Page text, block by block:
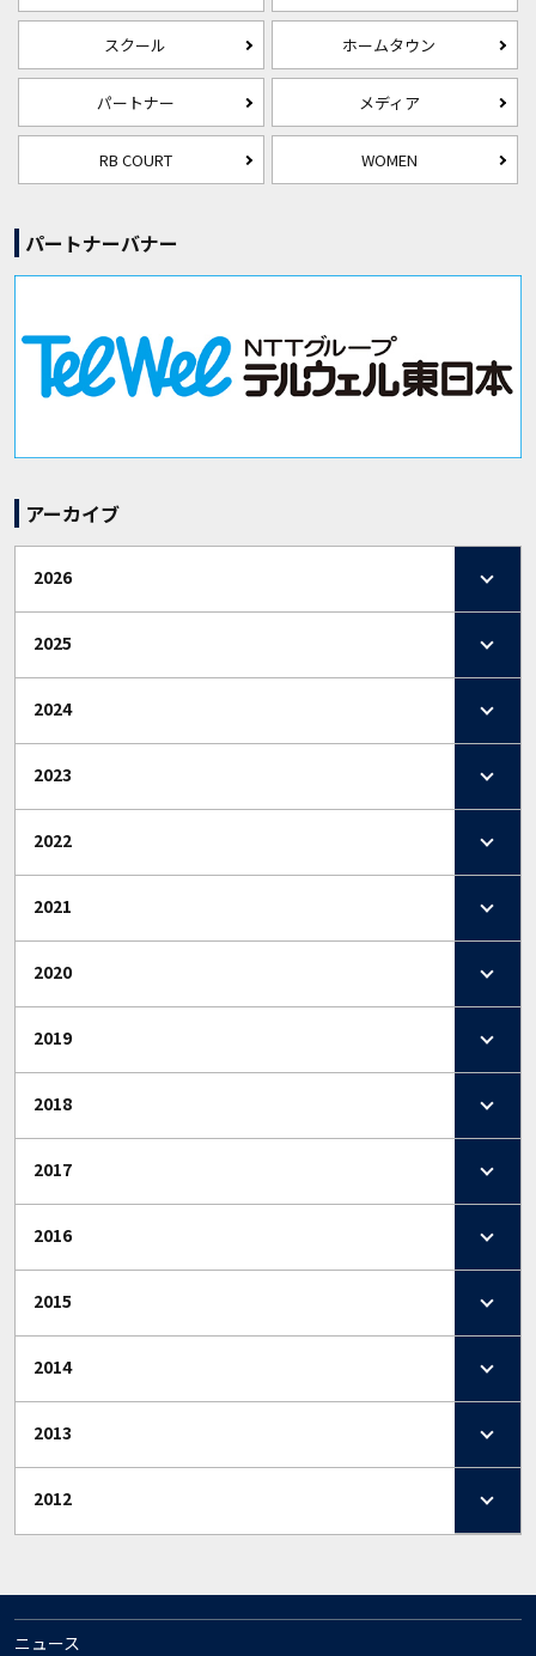
スクール ホームタウン
パートナー メディア
RB COURT WOMEN
パートナーバナー
アーカイブ
2026
2025
2024
2023
2022
2021
2020
2019
2018
2017
2016
2015
2014
2013
2012
ニュース